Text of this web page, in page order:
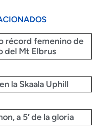
récord femenino de
del Mt Elbrus
la Skaala Uphill
a 5′ de la gloria